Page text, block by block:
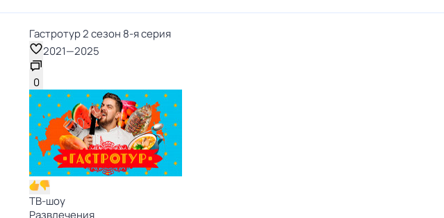
Гастротур 2 сезон 8-я серия
2021—2025
0
ТВ-шоу
Развлечения